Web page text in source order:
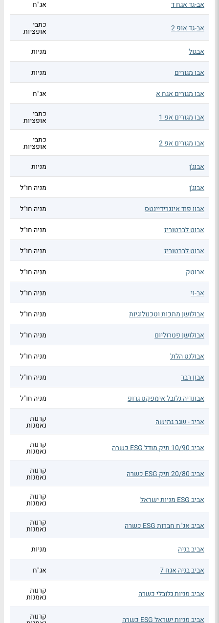
אב-גד אגח ד אג"ח
אב-גד אופ 2 כתבי
אופציות
אבגול
מניות
אבו מגורים מניות
אבו מגורים אגח א אג"ח
אבו מגורים אפ 1 כתבי
אופציות
אבו מגורים אפ 2 כתבי
אופציות
אבוג'ן
מניות
אבוג'ן מניה חו"ל
אבוו פוד אינגרידיינטס מניה חו"ל
אבוט לברטוריז מניה חו"ל
אבוט לברטוריז מניה חו"ל
אבוטק מניה חו"ל
אב-וי מניה חו"ל
אבולושן מתכות וטכנולוגיות מניה חו"ל
אבולושן פטרוליום מניה חו"ל
אבולנט הלת' מניה חו"ל
אבון רבר מניה חו"ל
אבונדיה גלובל אימפקט גרופ מניה חו"ל
אביב - שגב גמישה קרנות
נאמנות
אביב 10/90 תיק מודל ESG כשרה קרנות
נאמנות
אביב 20/80 תיק ESG כשרה קרנות
נאמנות
אביב ESG מניות ישראל קרנות
נאמנות
אביב אג"ח חברות ESG כשרה קרנות
נאמנות
אביב בניה
מניות
אביב בניה אגח 7 אג"ח
אביב מניות גלובלי כשרה קרנות
נאמנות
אביב מניות ישראל ESG כשרה קרנות